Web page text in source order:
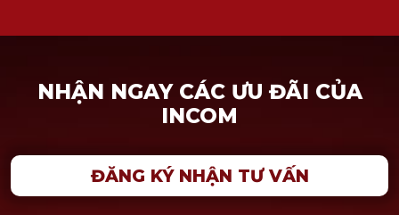
NHẬN NGAY CÁC ƯU ĐÃI CỦA
INCOM
ĐĂNG KÝ NHẬN TƯ VẤN